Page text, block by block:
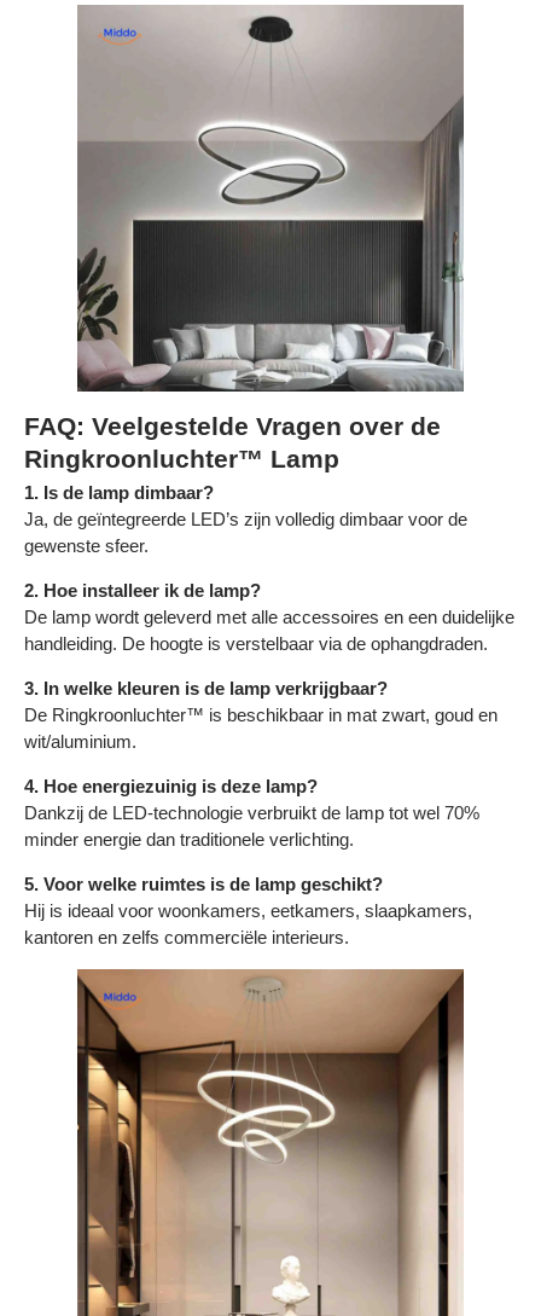
FAQ: Veelgestelde Vragen over de
Ringkroonluchter™ Lamp
1. Is de lamp dimbaar?
Ja, de geïntegreerde LED’s zijn volledig dimbaar voor de
gewenste sfeer.
2. Hoe installeer ik de lamp?
De lamp wordt geleverd met alle accessoires en een duidelijke
handleiding. De hoogte is verstelbaar via de ophangdraden.
3. In welke kleuren is de lamp verkrijgbaar?
De Ringkroonluchter™ is beschikbaar in mat zwart, goud en
wit/aluminium.
4. Hoe energiezuinig is deze lamp?
Dankzij de LED-technologie verbruikt de lamp tot wel 70%
minder energie dan traditionele verlichting.
5. Voor welke ruimtes is de lamp geschikt?
Hij is ideaal voor woonkamers, eetkamers, slaapkamers,
kantoren en zelfs commerciële interieurs.